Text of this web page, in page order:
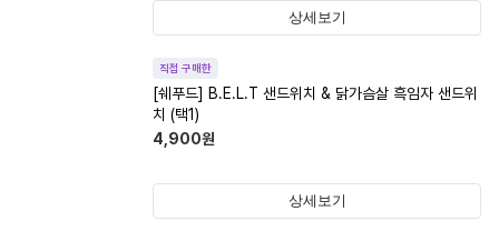
상세보기
직접 구매한
[쉐푸드] B.E.L.T 샌드위치 & 닭가슴살 흑임자 샌드위
치 (택1)
4,900원
상세보기